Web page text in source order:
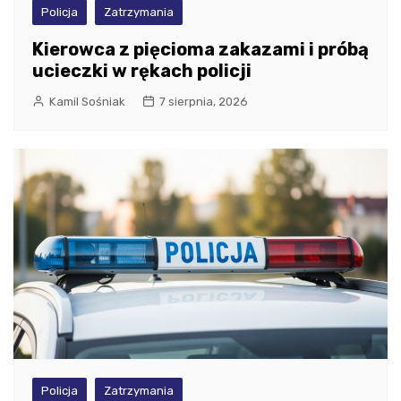
Policja Zatrzymania
Kierowca z pięcioma zakazami i próbą
ucieczki w rękach policji
Kamil Sośniak 7 sierpnia, 2026
Policja Zatrzymania